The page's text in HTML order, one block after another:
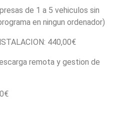
de 1 a 5 vehiculos sin
en ningun ordenador)
440,00€
remota y gestion de